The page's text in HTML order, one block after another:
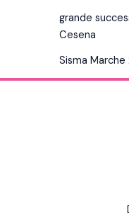
grande
Cesena
Sisma Marche